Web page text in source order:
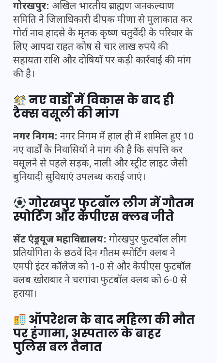
गोरखपुर: अखिल भारतीय ब्राह्मण जनकल्याण
समिति ने जिलाधिकारी दीपक मीणा से मुलाकात कर
गोर्रा नाव हादसे के मृतक कृष्ण चतुर्वेदी के परिवार के
लिए आपदा राहत कोष से चार लाख रुपये की
सहायता राशि और दोषियों पर कड़ी कार्रवाई की मांग
की है।
नए वार्डों में विकास के बाद ही
टैक्स वसूली की मांग
नगर निगम: नगर निगम में हाल ही में शामिल हुए 10
नए वार्डों के निवासियों ने मांग की है कि संपत्ति कर
वसूलने से पहले सड़क, नाली और स्ट्रीट लाइट जैसी
बुनियादी सुविधाएं उपलब्ध कराई जाएं।
गोरखपुर फुटबॉल लीग में गौतम
स्पोर्टिंग और केपीएस क्लब जीते
सेंट एंड्रयूज महाविद्यालय: गोरखपुर फुटबॉल लीग
प्रतियोगिता के छठवें दिन गौतम स्पोर्टिंग क्लब ने
एमपी इंटर कॉलेज को 1-0 से और केपीएस फुटबॉल
क्लब खोराबार ने चरगांवा फुटबॉल क्लब को 6-0 से
हराया।
ऑपरेशन के बाद महिला की मौत
पर हंगामा, अस्पताल के बाहर
पुलिस बल तैनात